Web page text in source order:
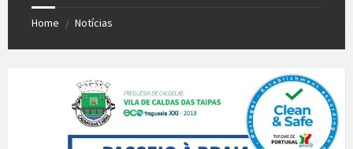
Home / Notícias